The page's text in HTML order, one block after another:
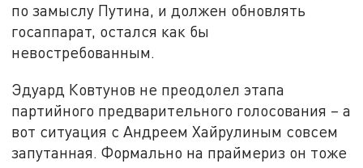
по замыслу Путина, и должен обновлять
госаппарат, остался как бы
невостребованным.
Эдуард Ковтунов не преодолел этапа
партийного предварительного голосования – а
вот ситуация с Андреем Хайрулиным совсем
запутанная. Формально на праймериз он тоже